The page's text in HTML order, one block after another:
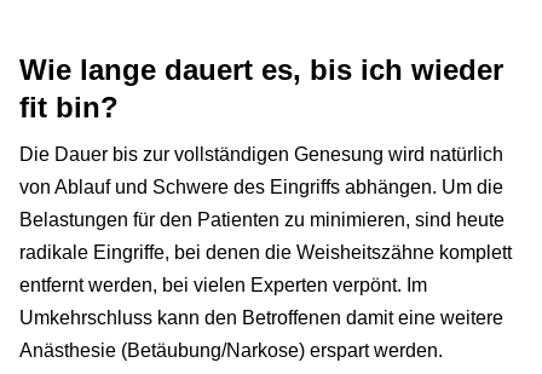
Wie lange dauert es, bis ich wieder
fit bin?
Die Dauer bis zur vollständigen Genesung wird natürlich
von Ablauf und Schwere des Eingriffs abhängen. Um die
Belastungen für den Patienten zu minimieren, sind heute
radikale Eingriffe, bei denen die Weisheitszähne komplett
entfernt werden, bei vielen Experten verpönt. Im
Umkehrschluss kann den Betroffenen damit eine weitere
Anästhesie (Betäubung/Narkose) erspart werden.